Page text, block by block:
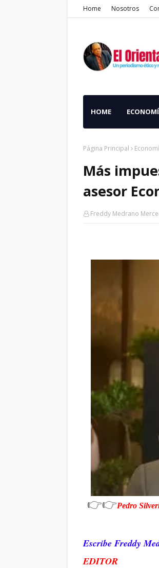
Home Nosotros
HOME
Página Principal
Más
asesor
Freddy Medrano
👉👉Pedro
Escribe Freddy
EDITOR